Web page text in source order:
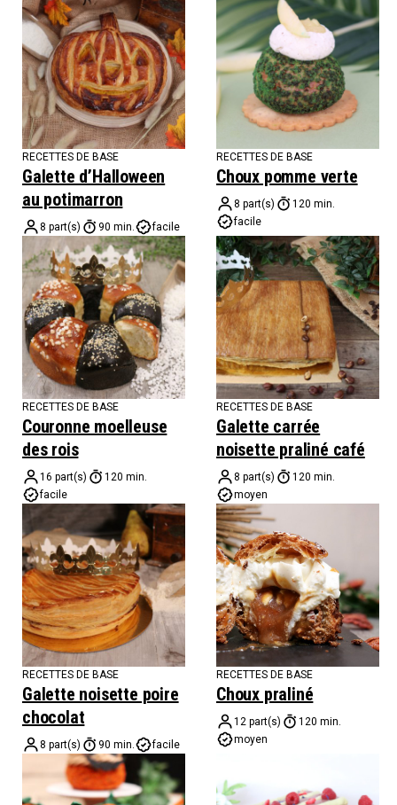
RECETTES DE BASE
Galette d’Halloween
au potimarron
8 part(s) 90 min. facile
RECETTES DE BASE
Choux pomme verte
8 part(s)
120 min.
facile
RECETTES DE BASE
Couronne moelleuse
des rois
16 part(s)
120 min.
facile
RECETTES DE BASE
Galette carrée
noisette praliné café
8 part(s)
120 min.
moyen
RECETTES DE BASE
Galette noisette poire
chocolat
8 part(s) 90 min. facile
RECETTES DE BASE
Choux praliné
12 part(s)
120 min.
moyen